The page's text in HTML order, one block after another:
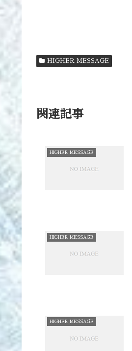
HIGHER MESSAGE
関連記事
HIGHER MESSAGE
HIGHER MESSAGE
HIGHER MESSAGE